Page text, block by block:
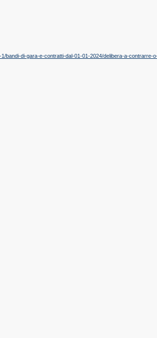
bandi-di-gara-e-contratti-dal-01-01-2024/delibera-a-contrarre-